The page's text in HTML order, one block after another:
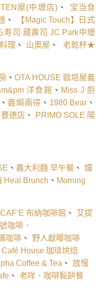
TEN屋(中壢店) 、
宝当食
、
【Magic Touch】日式
寿司 藏壽司 JC Park中壢
理 、 山奧屋 、
老乾杯★
、 OTA HOUSE 歐塔屋義
洋食館 、 Miss J 廚
、 義焗兩得 、 1980 Bear 、
德店 、
PRIMO SOLE 陽
、 義大利麵 早午餐 、
媚
Heal Brunch 、 Morning
布納咖啡館 、
艾提
咖啡．
咖啡 、
野人獻曝咖啡
Café House 珈琲烘焙
Coffee & Tea 、
放慢
、
老咩．咖啡鬆餅餐